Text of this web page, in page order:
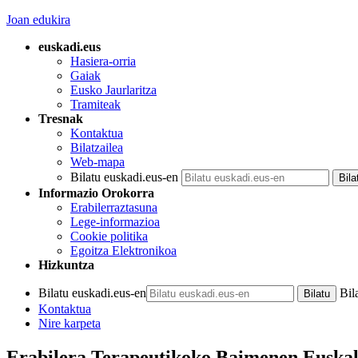
Joan edukira
euskadi.eus
Hasiera-orria
Gaiak
Eusko Jaurlaritza
Tramiteak
Tresnak
Kontaktua
Bilatzailea
Web-mapa
Bilatu euskadi.eus-en
Informazio Orokorra
Erabilerraztasuna
Lege-informazioa
Cookie politika
Egoitza Elektronikoa
Hizkuntza
Bilatu euskadi.eus-en
Kontaktua
Nire karpeta